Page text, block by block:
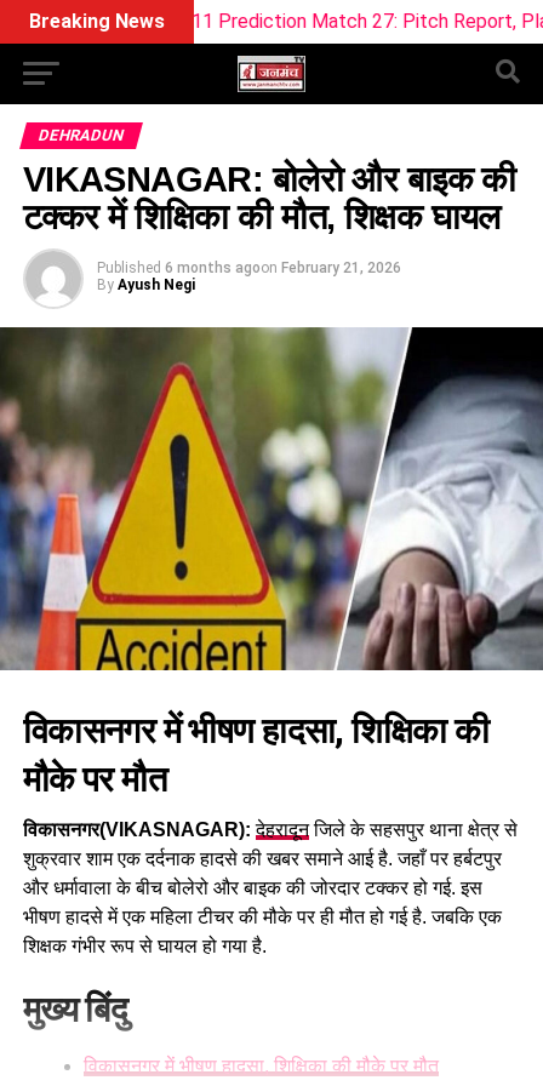
Breaking News
Dream11 Prediction Match 27: Pitch Report, Playing XI &
DEHRADUN
VIKASNAGAR: बोलेरो और बाइक की
टक्कर में शिक्षिका की मौत, शिक्षक घायल
Published 6 months agoon February 21, 2026
By Ayush Negi
विकासनगर में भीषण हादसा, शिक्षिका की
मौके पर मौत
विकासनगर(VIKASNAGAR):देहरादूनजिले के सहसपुर थाना क्षेत्र से
शुक्रवार शाम एक दर्दनाक हादसे की खबर समाने आई है. जहाँ पर हर्बटपुर
और धर्मावाला के बीच बोलेरो और बाइक की जोरदार टक्कर हो गई. इस
भीषण हादसे में एक महिला टीचर की मौके पर ही मौत हो गई है. जबकि एक
शिक्षक गंभीर रूप से घायल हो गया है.
मुख्य बिंदु
विकासनगर में भीषण हादसा, शिक्षिका की मौके पर मौत